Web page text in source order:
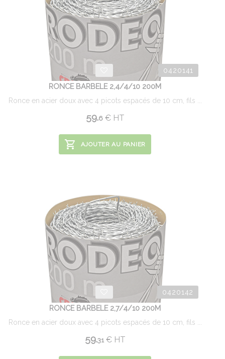
0420141
RONCE BARBELE 2,4/4/10 200M
Ronce en acier doux avec 4 picots espacés de 10 cm, fils ...
59.6 €HT
AJOUTER AU PANIER
0420142
RONCE BARBELE 2,7/4/10 200M
Ronce en acier doux avec 4 picots espacés de 10 cm, fils ...
59.31 €HT